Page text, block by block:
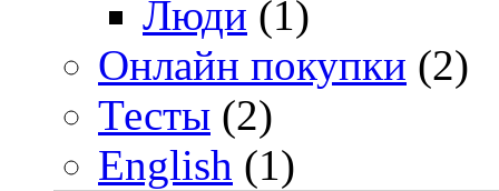
Люди (1)
Онлайн покупки (2)
Тесты (2)
English (1)